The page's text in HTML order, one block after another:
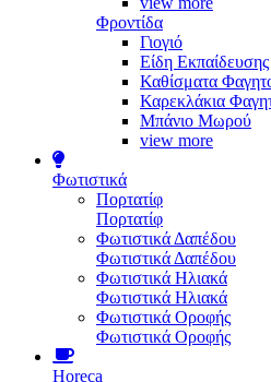
Φροντίδα
Γιογιό
Είδη
Καθίσματα
Καρεκλάκια
Μπάνιο Μωρού
view more
Φωτιστικά
Πορτατίφ
Πορτατίφ
Φωτιστικά Δαπέδου
Φωτιστικά Δαπέδου
Φωτιστικά Ηλιακά
Φωτιστικά Ηλιακά
Φωτιστικά Οροφής
Φωτιστικά Οροφής
Horeca